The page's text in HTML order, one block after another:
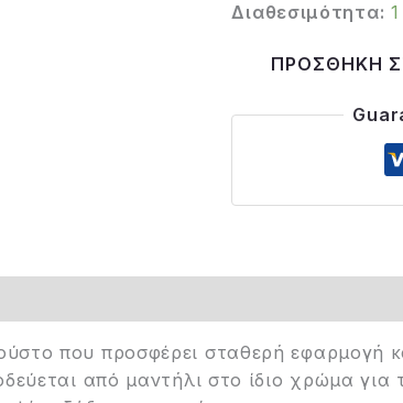
Διαθεσιμότητα:
ΠΡΟΣΘΉΚΗ
που προσφέρει σταθερή εφαρμογή
από μαντήλι στο ίδιο χρώμα για